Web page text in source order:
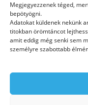
Megjegyezzenek téged,
bepötyögni.
Adatokat küldenek nekünk
titokban örömtáncot
amit eddig még senki sem
személyre szabottabb